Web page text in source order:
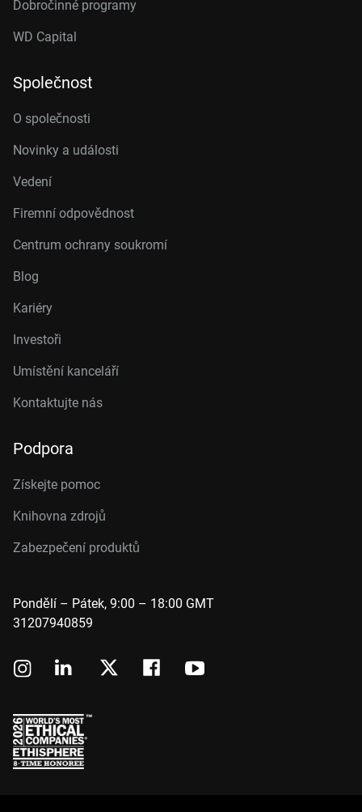
Dobročinné programy
WD Capital
Společnost
O společnosti
Novinky a události
Vedení
Firemní odpovědnost
Centrum ochrany soukromí
Blog
Kariéry
Investoři
Umístění kanceláří
Kontaktujte nás
Podpora
Získejte pomoc
Knihovna zdrojů
Zabezpečení produktů
Pondělí – Pátek, 9:00 – 18:00 GMT
31207940859